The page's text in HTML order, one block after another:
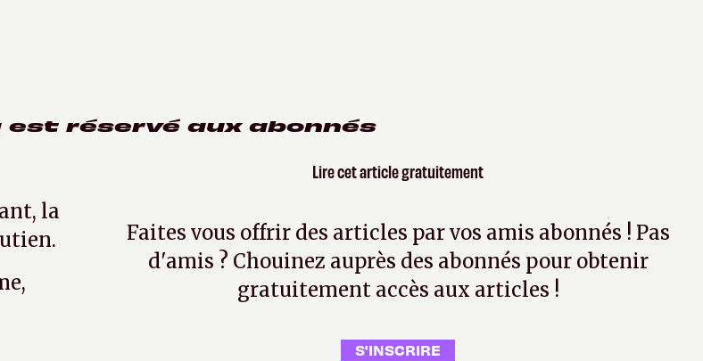
est réservé aux abonnés
la
Lire cet article gratuitement
Faites vous offrir des articles par vos amis abonnés ! Pas
d'amis ? Chouinez auprès des abonnés pour obtenir
gratuitement accès aux articles !
S'INSCRIRE